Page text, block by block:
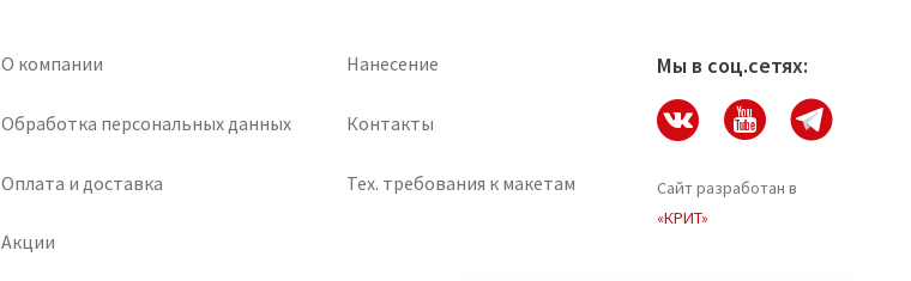
О компании Нанесение
Обработка персональных данных Контакты
Оплата и доставка Тех. требования к макетам
Акции
Мы в соц.сетях:
Сайт разработан в
«КРИТ»